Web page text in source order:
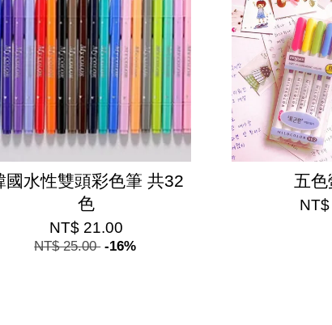
國水性雙頭彩色筆 共32
色
NT$ 21.00
NT$ 25.00 -16%
五色